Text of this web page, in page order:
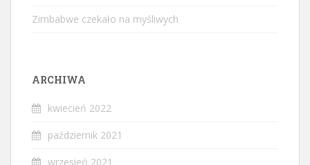
Zimbabwe czekało na myśliwych
ARCHIWA
kwiecień 2022
październik 2021
wrzesień 2021